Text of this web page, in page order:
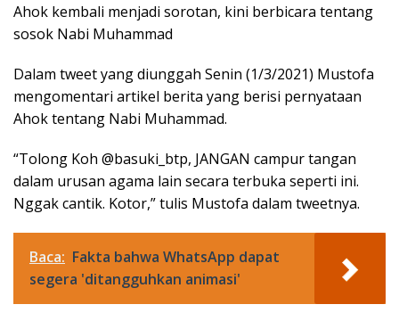
Ahok kembali menjadi sorotan, kini berbicara tentang
sosok Nabi Muhammad
Dalam tweet yang diunggah Senin (1/3/2021) Mustofa
mengomentari artikel berita yang berisi pernyataan
Ahok tentang Nabi Muhammad.
“Tolong Koh @basuki_btp, JANGAN campur tangan
dalam urusan agama lain secara terbuka seperti ini.
Nggak cantik. Kotor,” tulis Mustofa dalam tweetnya.
Baca: Fakta bahwa WhatsApp dapat
segera 'ditangguhkan animasi'